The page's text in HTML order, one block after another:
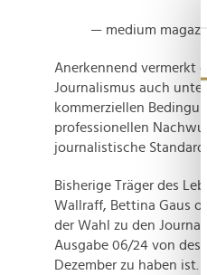
— medium
Anerkennend vermerkt
Journalismus auch
kommerziellen
professionellen
journalistische
Bisherige Träger des
Wallraff, Bettina Gaus
der Wahl zu den
Ausgabe 06/24 von des
Dezember zu haben ist.